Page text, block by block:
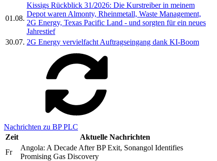
01.08.
Kissigs Rückblick 31/2026: Die Kurstreiber in meinem
Depot waren Almonty, Rheinmetall, Waste Management,
2G Energy, Texas Pacific Land - und sorgten für ein neues
Jahrestief
30.07. 2G Energy vervielfacht Auftragseingang dank KI-Boom
Nachrichten zu BP PLC
Zeit
Aktuelle Nachrichten
Fr
Angola: A Decade After BP Exit, Sonangol Identifies
Promising Gas Discovery